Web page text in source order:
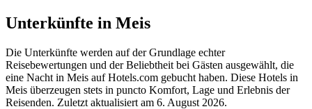
Unterkünfte in Meis
Die Unterkünfte werden auf der Grundlage echter
Reisebewertungen und der Beliebtheit bei Gästen ausgewählt, die
eine Nacht in Meis auf Hotels.com gebucht haben. Diese Hotels in
Meis überzeugen stets in puncto Komfort, Lage und Erlebnis der
Reisenden. Zuletzt aktualisiert am 6. August 2026.